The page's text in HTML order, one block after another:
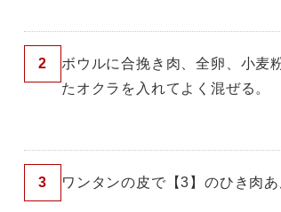
2
ボウルに合挽き肉、全卵、小麦
たオクラを入れてよく混ぜる。
3 ワンタンの皮で【3】のひき肉あ